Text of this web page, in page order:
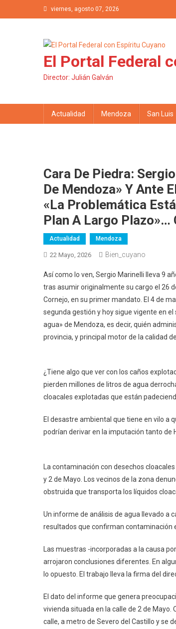
Saltar al contenidoviernes, agosto 07, 2026
El Portal Federal
Director: Julián Galván
Actualidad Mendoza San Luis
Cara De Piedra:
De Mendoza» Y Ante
«La Problemática
Plan A Largo Plazo»…
Actualidad Mendoza
22 Mayo, 2026 Bien_cuyano
Así como lo ven, Sergio Marinelli lleva 9
tras asumir originalmente su cargo el 26
Cornejo, en su primer mandato. El 4 de
segunda gestión y hoy sigue vigente en
agua» de Mendoza, es decir, quién
provincia, y principal motor de la calidad
¿Tiene algo que ver con los caños
pierden millones de litros de agua
cloacales explotadas que están
El desastre ambiental que tiene en vilo a
podrían derivar en la imputación tanto de
La contaminación con desechos
y 2 de Mayo. Los vecinos de la zona
obstruida que transporta los líquidos
Un informe de análisis de agua llevado a
resultados que confirman contaminación
Las muestras -incorporadas a la causa
arrojaron conclusiones diferentes. En
lo opuesto. El trabajo lleva la firma del
El dato del informe que genera
vivienda situada en la calle de 2 de
calle, a metro de Severo del Castillo y se